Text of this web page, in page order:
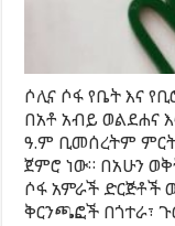
ሶሊና ሶፋ የቤት እና
በአቶ አብይ ወልደሐና
ዓ.ም ቢመሰረትም
ጀምሮ ነው። በአሁን
ሶፋ አምራች ድርጅቶች
ቅርንጫፎች በጎተራ፣